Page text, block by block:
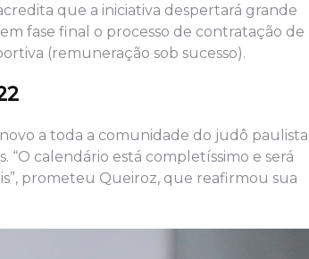
que a iniciativa despertará grande
fase final o processo de contratação de
(remuneração sob sucesso).
a toda a comunidade do judô
calendário está completíssimo e será
prometeu Queiroz, que reafirmou sua